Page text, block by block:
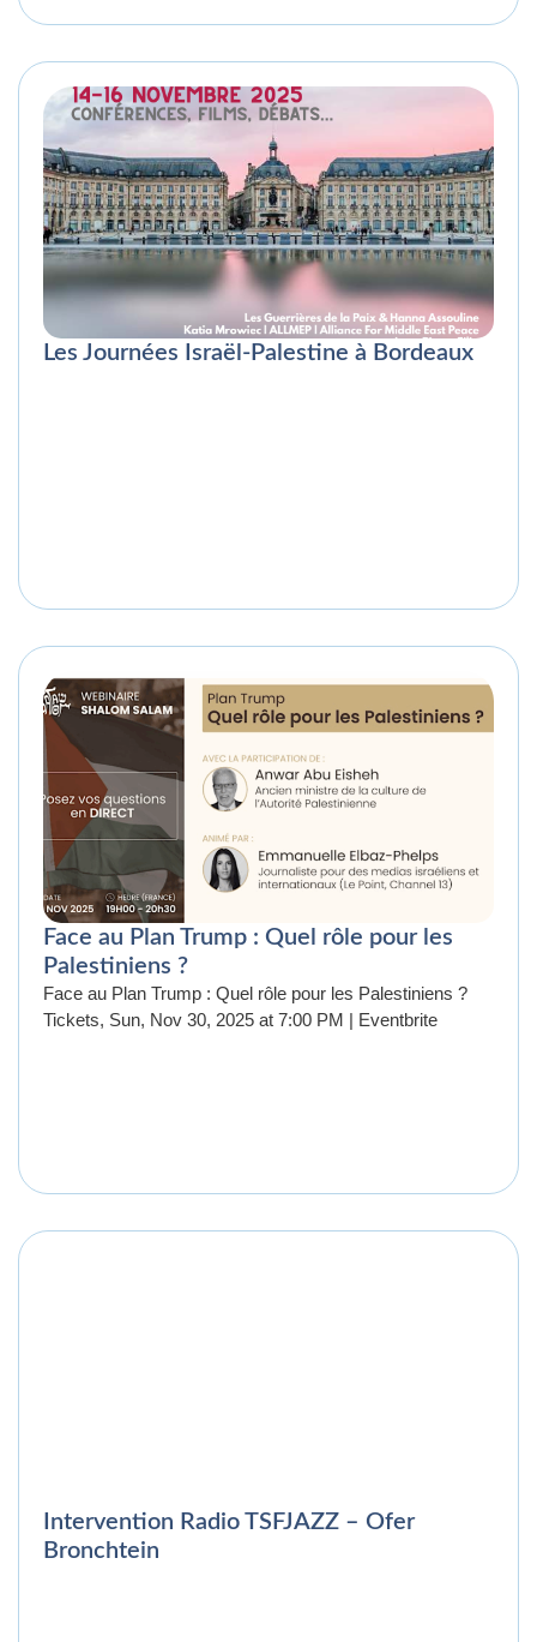
Les Journées Israël-Palestine à Bordeaux
Face au Plan Trump : Quel rôle pour les
Palestiniens ?
Face au Plan Trump : Quel rôle pour les Palestiniens ?
Tickets, Sun, Nov 30, 2025 at 7:00 PM | Eventbrite
Intervention Radio TSFJAZZ – Ofer
Bronchtein